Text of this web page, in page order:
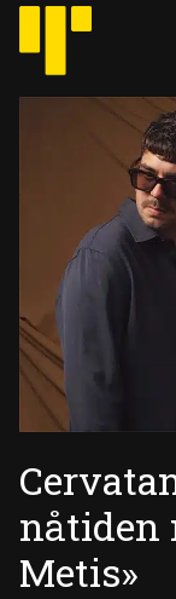
Hopp
innhold
nåtiden
Metis»